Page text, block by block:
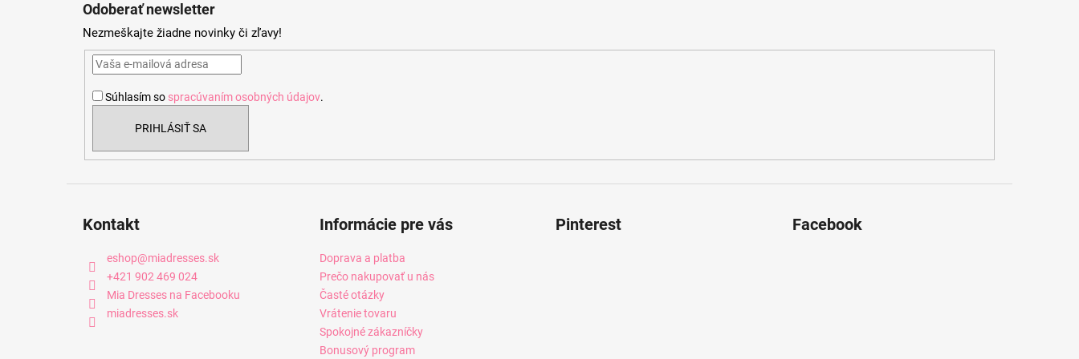
Odoberať newsletter
Nezmeškajte žiadne novinky či zľavy!
Súhlasím so spracúvaním osobných údajov.
PRIHLÁSIŤ SA
Kontakt
eshop@miadresses.sk
+421 902 469 024
Mia Dresses na Facebooku
miadresses.sk
Informácie pre vás
Doprava a platba
Prečo nakupovať u nás
Časté otázky
Vrátenie tovaru
Spokojné zákazníčky
Bonusový program
Pinterest Facebook